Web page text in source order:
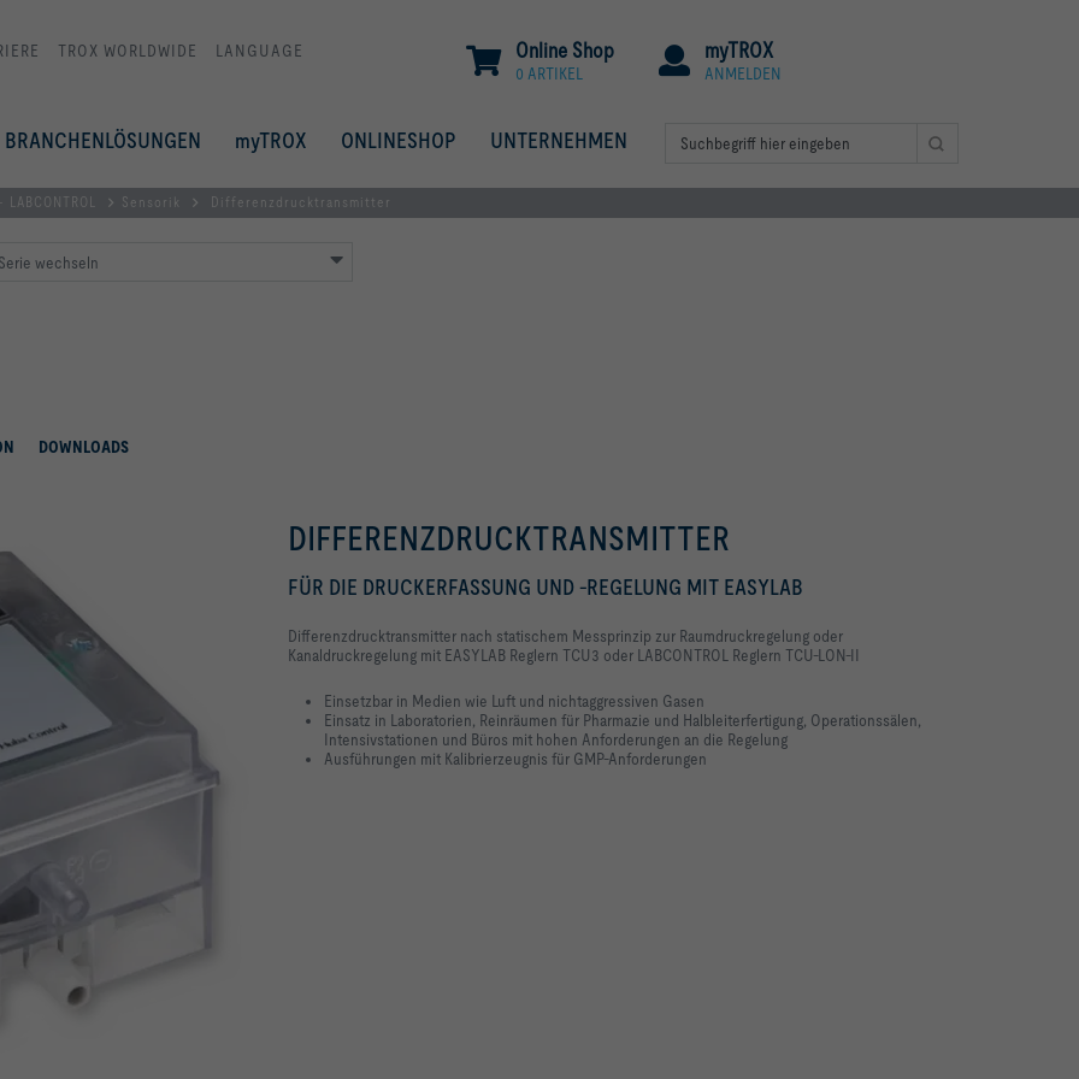
TROX WORLDWIDE LANGUAGE myTROX
ANMELDEN
Online Shop
0 ARTIKEL
BRANCHENLÖSUNGEN myTROX ONLINESHOP UNTERNEHMEN
Sensorik Differenzdrucktransmitter
wechseln
DOWNLOADS
DIFFERENZDRUCKTRANSMITTER
FÜR DIE DRUCKERFASSUNG UND -REGELUNG MIT EASYLAB
Differenzdrucktransmitter nach statischem Messprinzip zur Raumdruckregelung oder
Kanaldruckregelung mit EASYLAB Reglern TCU3 oder LABCONTROL Reglern TCU-LON-II
Einsetzbar in Medien wie Luft und nichtaggressiven Gasen
Einsatz in Laboratorien, Reinräumen für Pharmazie und Halbleiterfertigung, Operationssälen,
Intensivstationen und Büros mit hohen Anforderungen an die Regelung
Ausführungen mit Kalibrierzeugnis für GMP-Anforderungen